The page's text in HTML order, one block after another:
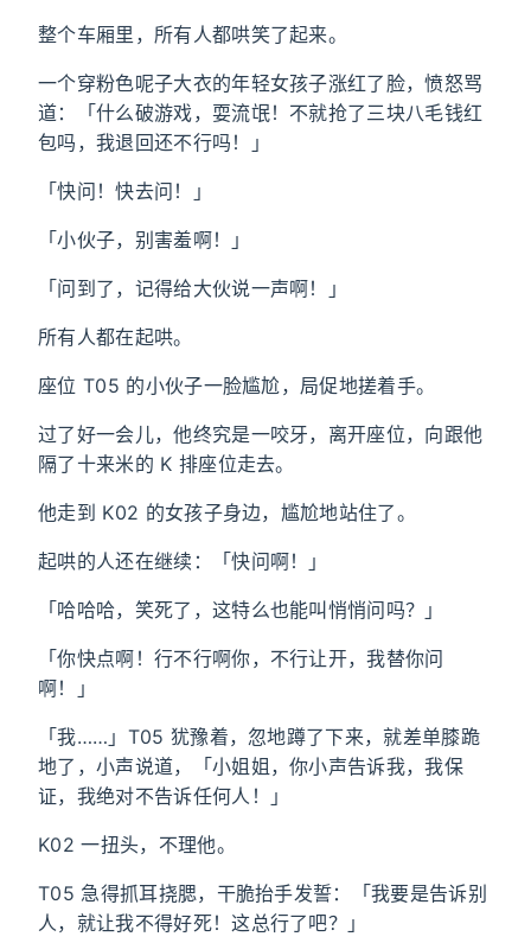
整个车厢里，所有人都哄笑了起来。
一个穿粉色呢子大衣的年轻女孩子涨红了脸，愤怒骂
道：「什么破游戏，耍流氓！不就抢了三块八毛钱红
包吗，我退回还不行吗！」
「快问！快去问！」
「小伙子，别害羞啊！」
「问到了，记得给大伙说一声啊！」
所有人都在起哄。
座位 T05 的小伙子一脸尴尬，局促地搓着手。
过了好一会儿，他终究是一咬牙，离开座位，向跟他
隔了十来米的 K 排座位走去。
他走到 K02 的女孩子身边，尴尬地站住了。
起哄的人还在继续：「快问啊！」
「哈哈哈，笑死了，这特么也能叫悄悄问吗？」
「你快点啊！行不行啊你，不行让开，我替你问
啊！」
「我……」T05 犹豫着，忽地蹲了下来，就差单膝跪
地了，小声说道，「小姐姐，你小声告诉我，我保
证，我绝对不告诉任何人！」
K02 一扭头，不理他。
T05 急得抓耳挠腮，干脆抬手发誓：「我要是告诉别
人，就让我不得好死！这总行了吧？」